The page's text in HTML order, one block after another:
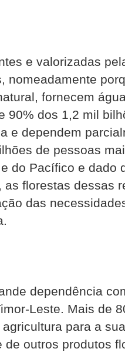
e valorizadas
nomeadamente
fornecem
90% dos 1,2 mil
e dependem
de pessoas
do Pacífico e dado
as florestas dessas
das
dependência
Leste. Mais de
para a
de outros produtos